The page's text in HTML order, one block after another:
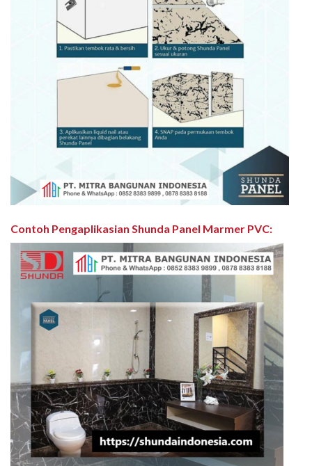
Contoh Pengaplikasian Shunda Panel Marmer PVC: